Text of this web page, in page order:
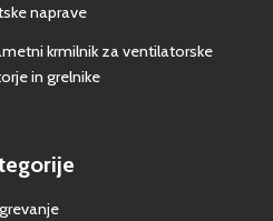
naprave
krmilnik za ventilatorske
in grelnike